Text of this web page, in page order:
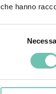
che hanno